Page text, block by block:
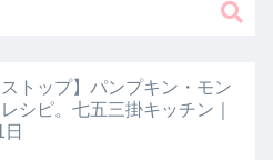
ストップ】パンプキン・モン
シピ。七五三掛キッチン｜